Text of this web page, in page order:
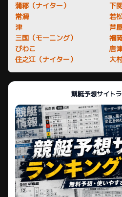
蒲郡（ナイター）
常滑
津
三国（モーニング）
びわこ
住之江（ナイター）
下
若
芦
福岡
唐
大
競艇予想サイト